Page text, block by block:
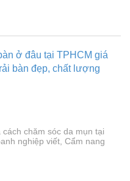
ở đâu tại TPHCM giá
bàn đẹp, chất lượng
chăm sóc da mụn tại
nghiệp viết, Cẩm nang